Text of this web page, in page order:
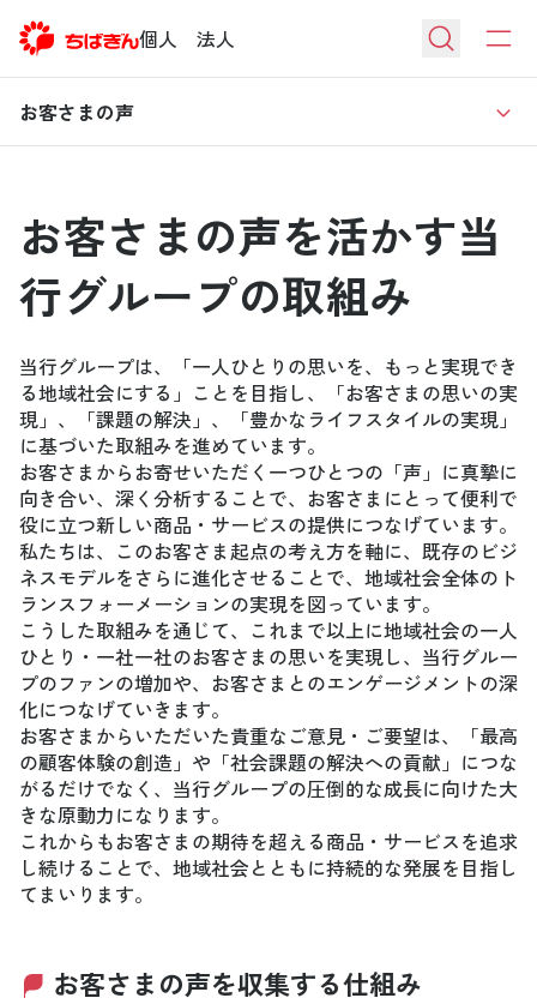
個人 法人
お客さまの声
お客さまの声を活かす当
行グループの取組み
当行グループは、「一人ひとりの思いを、もっと実現でき
る地域社会にする」ことを目指し、「お客さまの思いの実
現」、「課題の解決」、「豊かなライフスタイルの実現」
に基づいた取組みを進めています。
お客さまからお寄せいただく一つひとつの「声」に真摯に
向き合い、深く分析することで、お客さまにとって便利で
役に立つ新しい商品・サービスの提供につなげています。
私たちは、このお客さま起点の考え方を軸に、既存のビジ
ネスモデルをさらに進化させることで、地域社会全体のト
ランスフォーメーションの実現を図っています。
こうした取組みを通じて、これまで以上に地域社会の一人
ひとり・一社一社のお客さまの思いを実現し、当行グルー
プのファンの増加や、お客さまとのエンゲージメントの深
化につなげていきます。
お客さまからいただいた貴重なご意見・ご要望は、「最高
の顧客体験の創造」や「社会課題の解決への貢献」につな
がるだけでなく、当行グループの圧倒的な成長に向けた大
きな原動力になります。
これからもお客さまの期待を超える商品・サービスを追求
し続けることで、地域社会とともに持続的な発展を目指し
てまいります。
お客さまの声を収集する仕組み